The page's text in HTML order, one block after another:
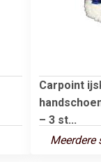
Carpoint
– 3 st...
Meerdere